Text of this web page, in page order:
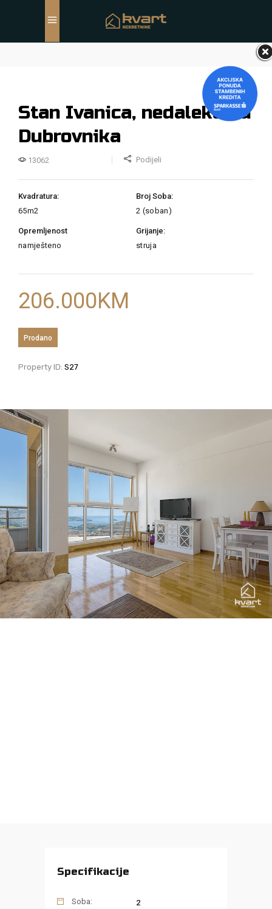
Stan Ivanica, nedaleko od
Dubrovnika
13062 Podijeli
Kvadratura:
65m2
Broj Soba:
2 (soban)
Opremljenost
namješteno
Grijanje:
struja
206.000KM
Prodano
Property ID: S27
Specifikacije
Soba: 2